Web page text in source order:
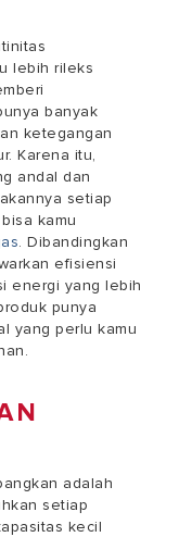
lebih rileks
banyak
ketegangan
Karena itu,
andal dan
setiap
kamu
. Dibandingkan
efisiensi
energi yang lebih
punya
yang perlu kamu
adalah
setiap
kecil